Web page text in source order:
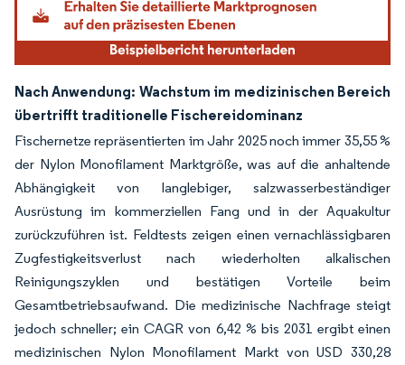
Nach Anwendung: Wachstum im medizinischen Bereich
übertrifft traditionelle Fischereidominanz
Fischernetze repräsentierten im Jahr 2025 noch immer 35,55 %
der Nylon Monofilament Marktgröße, was auf die anhaltende
Abhängigkeit von langlebiger, salzwasserbeständiger
Ausrüstung im kommerziellen Fang und in der Aquakultur
zurückzuführen ist. Feldtests zeigen einen vernachlässigbaren
Zugfestigkeitsverlust nach wiederholten alkalischen
Reinigungszyklen und bestätigen Vorteile beim
Gesamtbetriebsaufwand. Die medizinische Nachfrage steigt
jedoch schneller; ein CAGR von 6,42 % bis 2031 ergibt einen
medizinischen Nylon Monofilament Markt von USD 330,28